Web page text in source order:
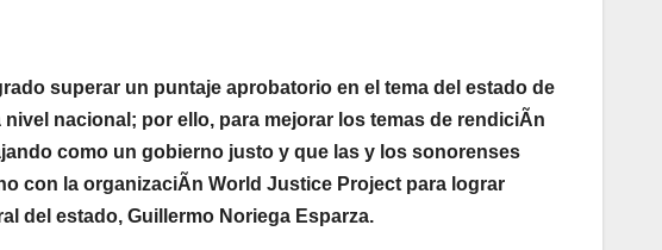
superar un puntaje aprobatorio en el tema del estado de
nacional; por ello, para mejorar los temas de rendiciÃn
como un gobierno justo y que las y los sonorenses
con la organizaciÃn World Justice Project para lograr
del estado, Guillermo Noriega Esparza.